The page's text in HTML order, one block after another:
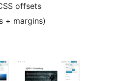
offsets
+ margins)